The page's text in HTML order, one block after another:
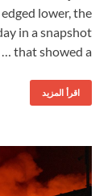
lower, the
in a snapshot
that showed a …
اقرأ المزيد